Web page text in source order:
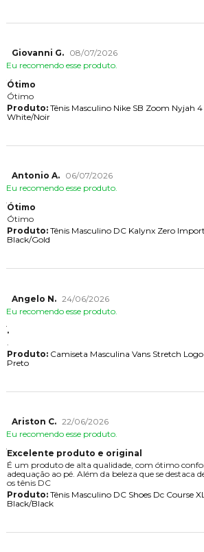
Giovanni G.
08/07/2026
Eu recomendo esse produto.
Ótimo
Ótimo
Produto:Tênis Masculino Nike SB Zoom Nyjah 4
White/Noir
Antonio A.
06/07/2026
Eu recomendo esse produto.
Ótimo
Ótimo
Produto:Tênis Masculino DC Kalynx Zero
Black/Gold
Angelo N. 24/06/2026
Eu recomendo esse produto.
.
Produto:Camiseta Masculina Vans Stretch
Preto
Ariston C. 22/06/2026
Eu recomendo esse produto.
Excelente produto e original
É um produto de alta qualidade, com ótimo
adequação ao pé. Além da beleza que se destaca
os tênis DC
Produto:Tênis Masculino DC Shoes Dc Course
Black/Black